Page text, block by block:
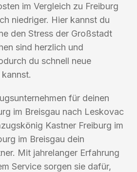
im Vergleich zu Freiburg
niedriger. Hier kannst du
den Stress der Großstadt
sind herzlich und
du schnell neue
für deinen
im Breisgau nach Leskovac
Kastner Freiburg im
im Breisgau dein
Mit jahrelanger Erfahrung
Service sorgen sie dafür,